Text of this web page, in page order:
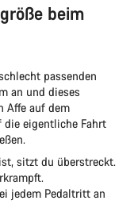
beim
passenden
an und dieses
Affe auf dem
eigentliche Fahrt
sitzt du überstreckt.
jedem Pedaltritt an